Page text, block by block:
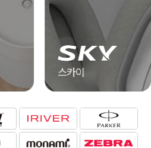
스카이